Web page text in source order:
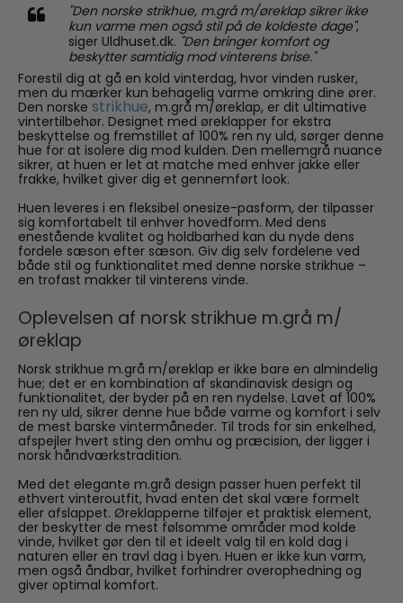
"Den norske strikhue, m.grå m/øreklap sikrer ikke
kun varme men også stil på de koldeste dage",
siger Uldhuset.dk. "Den bringer komfort og
beskytter samtidig mod vinterens brise."
Forestil dig at gå en kold vinterdag, hvor vinden rusker,
men du mærker kun behagelig varme omkring dine ører.
Den norske strikhue, m.grå m/øreklap, er dit ultimative
vintertilbehør. Designet med øreklapper for ekstra
beskyttelse og fremstillet af 100% ren ny uld, sørger denne
hue for at isolere dig mod kulden. Den mellemgrå nuance
sikrer, at huen er let at matche med enhver jakke eller
frakke, hvilket giver dig et gennemført look.
Huen leveres i en fleksibel onesize-pasform, der tilpasser
sig komfortabelt til enhver hovedform. Med dens
enestående kvalitet og holdbarhed kan du nyde dens
fordele sæson efter sæson. Giv dig selv fordelene ved
både stil og funktionalitet med denne norske strikhue –
en trofast makker til vinterens vinde.
Oplevelsen af norsk strikhue m.grå m/
øreklap
Norsk strikhue m.grå m/øreklap er ikke bare en almindelig
hue; det er en kombination af skandinavisk design og
funktionalitet, der byder på en ren nydelse. Lavet af 100%
ren ny uld, sikrer denne hue både varme og komfort i selv
de mest barske vintermåneder. Til trods for sin enkelhed,
afspejler hvert sting den omhu og præcision, der ligger i
norsk håndværkstradition.
Med det elegante m.grå design passer huen perfekt til
ethvert vinteroutfit, hvad enten det skal være formelt
eller afslappet. Øreklapperne tilføjer et praktisk element,
der beskytter de mest følsomme områder mod kolde
vinde, hvilket gør den til et ideelt valg til en kold dag i
naturen eller en travl dag i byen. Huen er ikke kun varm,
men også åndbar, hvilket forhindrer overophedning og
giver optimal komfort.